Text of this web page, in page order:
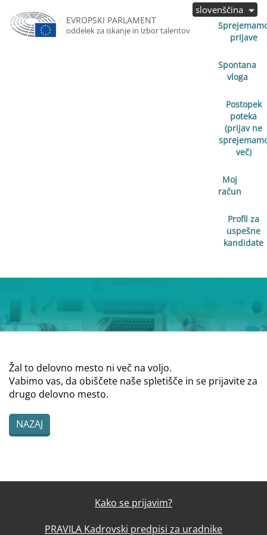
EVROPSKI PARLAMENT
oddelek za iskanje in izbor talentov
prijave
Spontana
vloga
Postopek
poteka
(prijav ne
več)
Moj
račun
Profil za
uspešne
kandidate
slovenščina
Žal to delovno mesto ni več na voljo.
Vabimo vas, da obiščete naše spletišče in se prijavite za
drugo delovno mesto.
NAZAJ
Kako se prijavim?
PRAVILA Kadrovski predpisi za uradnike